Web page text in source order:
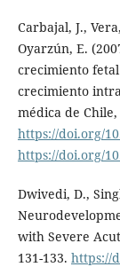
Carbajal, J.,
Oyarzún, E.
crecimiento
crecimiento
médica de Chile,
https://doi.org/
https://doi.org/
Dwivedi, D.,
with Severe
131-133. https://